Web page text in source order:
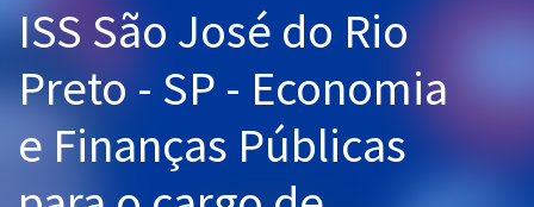
Cursos 20% OFF
Pós
Graduação
OAB
ISS São José do Rio
Preto - SP - Economia
e Finanças Públicas